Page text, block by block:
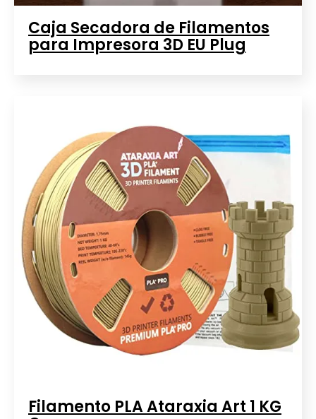
Caja Secadora de Filamentos
para Impresora 3D EU Plug
Filamento PLA Ataraxia Art 1 KG